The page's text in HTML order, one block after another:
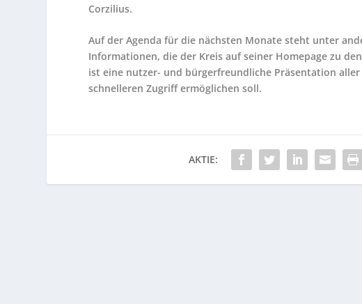
Corzilius.
Auf der Agenda für die nächsten Monate steht unter
Informationen, die der Kreis auf seiner Homepage zu
ist eine nutzer- und bürgerfreundliche Präsentation
schnelleren Zugriff ermöglichen soll.
AKTIE: